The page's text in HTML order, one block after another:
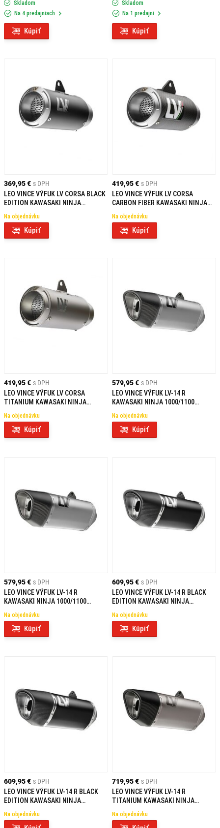
Skladom
Na 4 predajniach
Kúpiť
Skladom
Na 1 predajni
Kúpiť
369,95 € s DPH
LEO VINCE VÝFUK LV CORSA BLACK
EDITION KAWASAKI NINJA
NEHOMOLOGOVANÝ
Na objednávku
Kúpiť
419,95 € s DPH
LEO VINCE VÝFUK LV CORSA
CARBON FIBER KAWASAKI NINJA
NEHOMOLOGOVANÝ
Na objednávku
Kúpiť
419,95 € s DPH
LEO VINCE VÝFUK LV CORSA
TITANIUM KAWASAKI NINJA
NEHOMOLOGOVANÝ
Na objednávku
Kúpiť
579,95 € s DPH
LEO VINCE VÝFUK LV-14 R
KAWASAKI NINJA 1000/1100
NEHOMOLOGOVANÝ
Na objednávku
Kúpiť
579,95 € s DPH
LEO VINCE VÝFUK LV-14 R
KAWASAKI NINJA 1000/1100
HOMOLOGOVANÝ
Na objednávku
Kúpiť
609,95 € s DPH
LEO VINCE VÝFUK LV-14 R BLACK
EDITION KAWASAKI NINJA
HOMOLOGOVANÝ
Na objednávku
Kúpiť
609,95 € s DPH
LEO VINCE VÝFUK LV-14 R BLACK
EDITION KAWASAKI NINJA
NEHOMOLOGOVANÝ
Na objednávku
719,95 € s DPH
LEO VINCE VÝFUK LV-14 R
TITANIUM KAWASAKI NINJA
HOMOLOGOVANÝ
Na objednávku